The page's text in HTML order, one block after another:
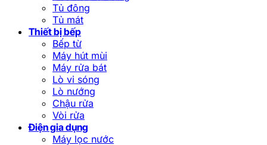
Tủ đông
Tủ mát
Thiết bị bếp
Bếp từ
Máy hút mùi
Máy rửa bát
Lò vi sóng
Lò nướng
Chậu rửa
Vòi rửa
Điện gia dụng
Máy lọc nước